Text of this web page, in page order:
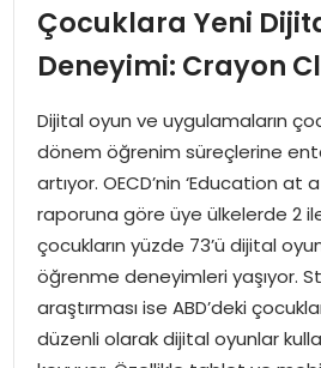
İDEAL SPOR
YAŞAM
MAGAZIN
SAĞLIK
SOSYAL HABER
Çocuklara Yeni
Deneyimi: Crayon
Dijital oyun ve uygulamaların
dönem öğrenim süreçlerine
artıyor. OECD’nin ‘Education at
raporuna göre üye ülkelerde 2
çocukların yüzde 73’ü dijital
öğrenme deneyimleri yaşıyor.
araştırması ise ABD’deki
düzenli olarak dijital oyunlar